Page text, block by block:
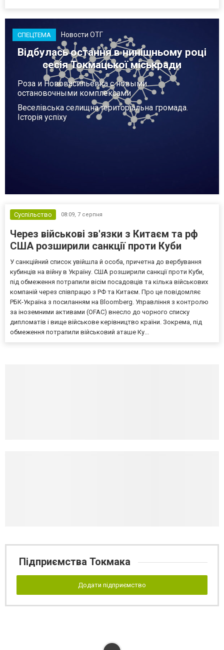
СПЕЦТЕМА Новости ОТГ
Відбулась остання в нинішньому році
сесія Токмацької міськради
Роза и Нововасильевка с новыми
остановочными комплексами
Веселівська селищна територіальна громада.
Історія успіху
Суспільство 08:09, 7 серпня
Через військові зв'язки з Китаєм та рф
США розширили санкції проти Куби
У санкційний список увійшла й особа, причетна до вербування
кубинців на війну в Україну. США розширили санкції проти Куби,
під обмеження потрапили вісім посадовців та кілька військових
компаній через співпрацю з РФ та Китаєм. Про це повідомляє
РБК-Україна з посиланням на Bloomberg. Управління з контролю
за іноземними активами (OFAC) внесло до чорного списку
дипломатів і вище військове керівництво країни. Зокрема, під
обмеження потрапили військовий аташе Ку...
Підприємства Токмака
Додати підприємство